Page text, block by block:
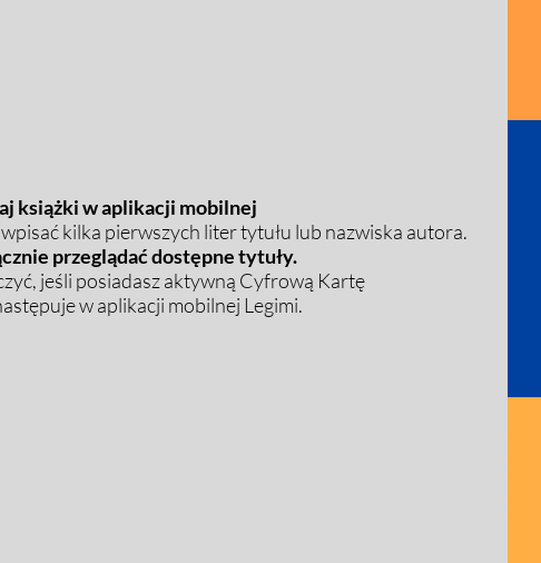
książki w aplikacji mobilnej
kilka pierwszych liter tytułu lub nazwiska autora.
przeglądać dostępne tytuły.
jeśli posiadasz aktywną Cyfrową Kartę
w aplikacji mobilnej Legimi.